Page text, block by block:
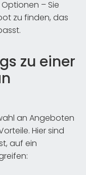
– Sie
zu finden, das
zu einer
an Angeboten
Hier sind
auf ein